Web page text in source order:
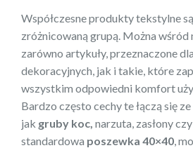
Współczesne produkty tekstylne
zróżnicowaną grupą. Można wśród
zarówno artykuły, przeznaczone
dekoracyjnych, jak i takie, które
wszystkim odpowiedni komfort
Bardzo często cechy te łączą się
jak gruby koc, narzuta, zasłony
standardowa poszewka 40×40